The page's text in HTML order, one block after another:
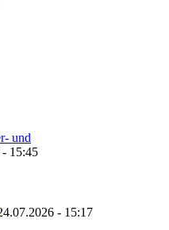
und
15:45
- 15:17